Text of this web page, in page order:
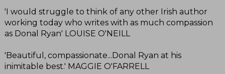
'I would struggle to think of any other Irish author
working today who writes with as much compassion
as Donal Ryan' LOUISE O'NEILL
'Beautiful, compassionate...Donal Ryan at his
inimitable best.' MAGGIE O'FARRELL